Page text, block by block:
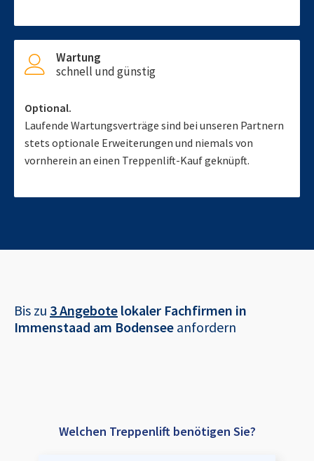
Wartung
schnell und günstig
Optional.
Laufende Wartungsverträge sind bei unseren Partnern
stets optionale Erweiterungen und niemals von
vornherein an einen Treppenlift-Kauf geknüpft.
Bis zu 3 Angebote lokaler Fachfirmen in
Immenstaad am Bodensee anfordern
Welchen Treppenlift benötigen Sie?